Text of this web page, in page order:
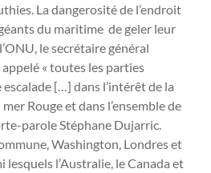
La dangerosité de l’endroit
du maritime de geler leur
le secrétaire général
« toutes les parties
[…] dans l’intérêt de la
Rouge et dans l’ensemble de
parole Stéphane Dujarric.
Washington, Londres et
lesquels l’Australie, le Canada et